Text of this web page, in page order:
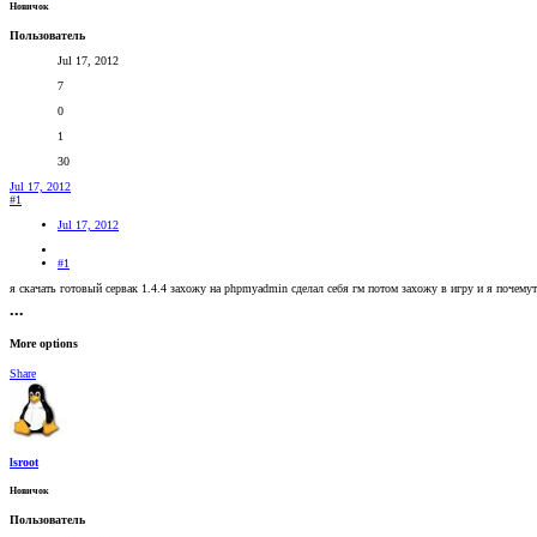
Новичок
Пользователь
Jul 17, 2012
7
0
1
30
Jul 17, 2012
#1
Jul 17, 2012
#1
я скачать готовый сервак 1.4.4 захожу на phpmyadmin сделал себя гм потом захожу в игру и я
•••
More options
Share
lsroot
Новичок
Пользователь